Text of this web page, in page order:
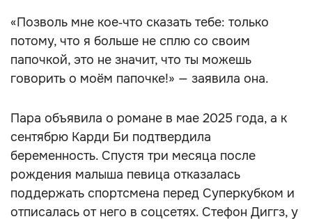
«Позволь мне кое‑что сказать тебе: только
потому, что я больше не сплю со своим
папочкой, это не значит, что ты можешь
говорить о моём папочке!» — заявила она.
Пара объявила о романе в мае 2025 года, а к
сентябрю Карди Би подтвердила
беременность. Спустя три месяца после
рождения малыша певица отказалась
поддержать спортсмена перед Суперкубком и
отписалась от него в соцсетях. Стефон Диггз, у